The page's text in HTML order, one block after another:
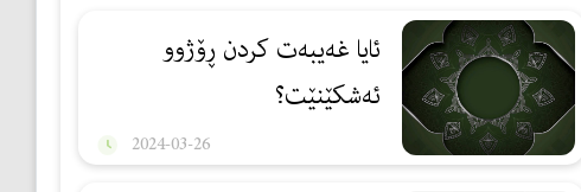
ئایا غەیبەت كردن ڕۆژوو
ئەشكێنێت؟
2024-03-26